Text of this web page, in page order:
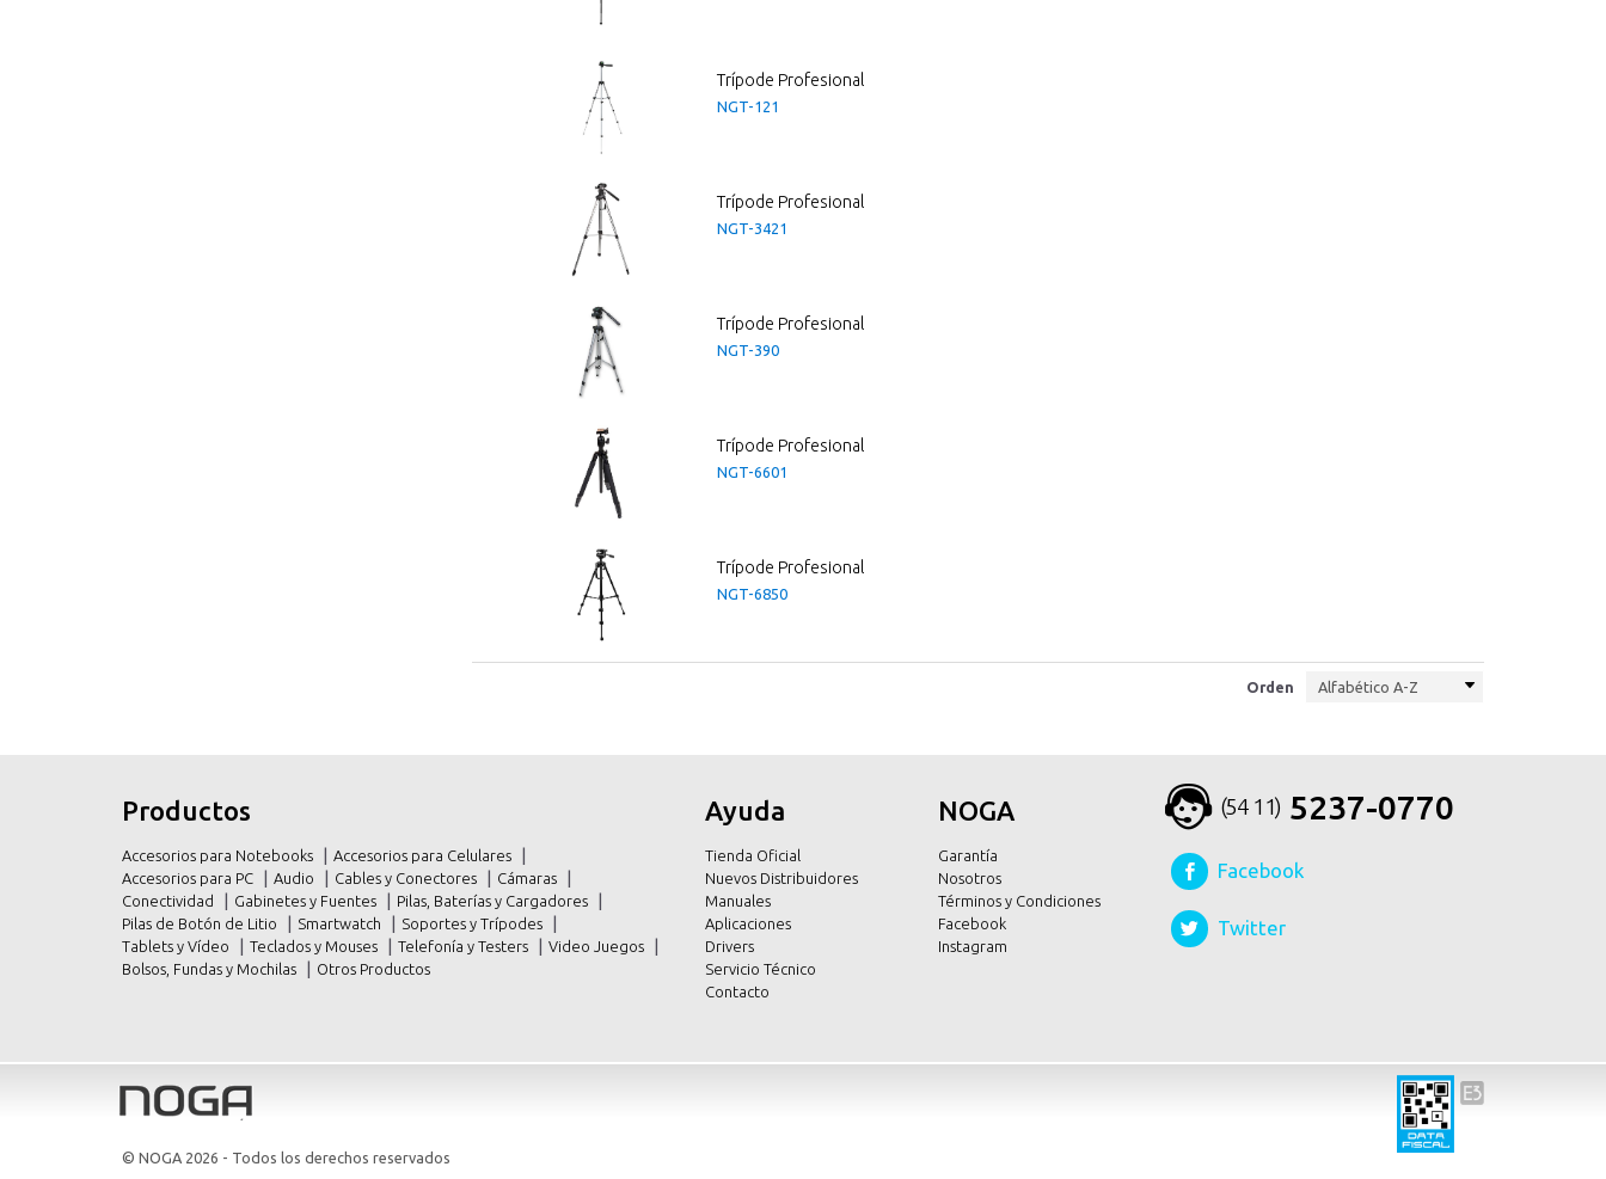
Trípode Profesional
NGT-121
Trípode Profesional
NGT-3421
Trípode Profesional
NGT-390
Trípode Profesional
NGT-6601
Trípode Profesional
NGT-6850
Orden
productos
promociones
contacto
promociones
contacto
Productos
Accesorios para Notebooks
Accesorios para Celulares
Accesorios para PC
Audio Cables y Conectores
Cámaras
Conectividad
Gabinetes y Fuentes
Pilas, Baterías y Cargadores
Pilas de Botón de Litio
Smartwatch
Soportes y Trípodes
Tablets y Vídeo
Teclados y Mouses Telefonía y Testers
Video Juegos
Bolsos, Fundas y Mochilas
Otros Productos
Ayuda
Tienda Oficial
Nuevos Distribuidores
Manuales
Aplicaciones
Drivers
Servicio Técnico
Contacto
NOGA
Garantía
Nosotros
Términos y Condiciones
Facebook
Instagram
(54 11) 5237-0770
Facebook
Twitter
© NOGA 2026 - Todos los derechos reservados